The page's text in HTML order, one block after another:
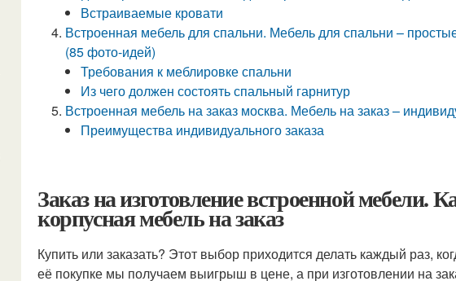
Встраиваемые кровати
Встроенная мебель для спальни. Мебель для спальни –
(85 фото-идей)
Требования к меблировке спальни
Из чего должен состоять спальный гарнитур
Встроенная мебель на заказ москва. Мебель на заказ –
Преимущества индивидуального заказа
Заказ на изготовление встроенной мебели.
корпусная мебель на заказ
Купить или заказать? Этот выбор приходится делать каждый раз,
её покупке мы получаем выигрыш в цене, а при изготовлении на